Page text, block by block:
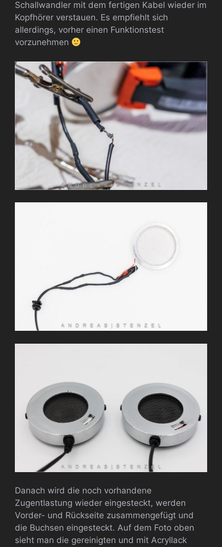
Schallwandler mit dem fertigen Kabel wieder im
Kopfhörer verstauen. Es empfiehlt sich
allerdings, vorher einen Funktionstest
vorzunehmen
Danach wird die noch vorhandene
Zugentlastung wieder eingesteckt, werden
Vorder- und Rückseite zusammengefügt und
die Buchsen eingesteckt. Auf dem Foto oben
sieht man die gereinigten und mit Acryllack